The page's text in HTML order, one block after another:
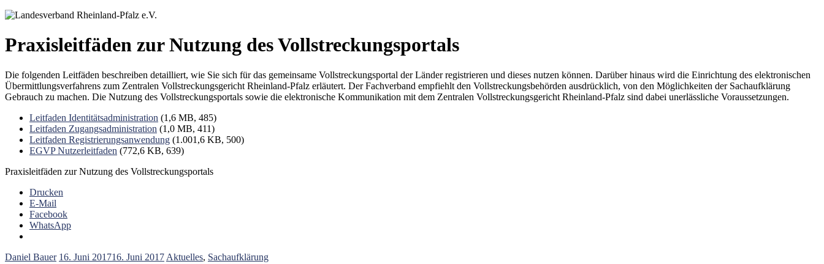
Praxisleitfäden zur Nutzung des Vollstreckungsportals
Die folgenden Leitfäden beschreiben detailliert, wie Sie sich für das gemeinsame Vollstreckungsportal der Länder registrieren und dieses nutzen können. Darüber hinaus wird die Einrichtung des elektronischen
Übermittlungsverfahrens zum Zentralen Vollstreckungsgericht Rheinland-Pfalz erläutert. Der Fachverband empfiehlt den Vollstreckungsbehörden ausdrücklich, von den Möglichkeiten der Sachaufklärung
Gebrauch zu machen. Die Nutzung des Vollstreckungsportals sowie die elektronische Kommunikation mit dem Zentralen Vollstreckungsgericht Rheinland-Pfalz sind dabei unerlässliche Voraussetzungen.
Leitfaden Identitätsadministration (1,6 MB, 485)
Leitfaden Zugangsadministration (1,0 MB, 411)
Leitfaden Registrierungsanwendung (1.001,6 KB, 500)
EGVP Nutzerleitfaden (772,6 KB, 639)
Praxisleitfäden zur Nutzung des Vollstreckungsportals
Drucken
E-Mail
Facebook
WhatsApp
Daniel Bauer 16. Juni 201716. Juni 2017 Aktuelles, Sachaufklärung